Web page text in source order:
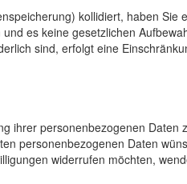
kollidiert, haben Sie
es keine gesetzlichen
sind, erfolgt eine
ihrer personenbezogenen Daten
personenbezogenen Daten
widerrufen möchten,